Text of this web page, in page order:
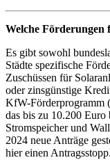
Welche Förderungen
Es gibt sowohl
Städte spezifische
Zuschüssen für
oder zinsgünstige
KfW-Förderprogramm
das bis zu 10.200
Stromspeicher und
2024 neue Anträge
hier einen Antragsstopp.